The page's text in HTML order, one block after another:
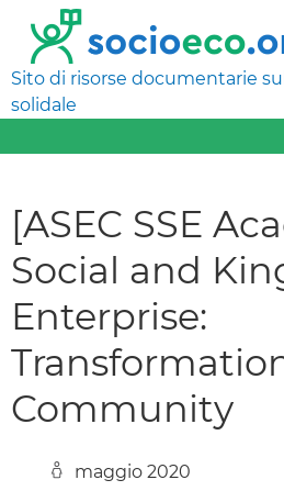
Sito di risorse documentarie
solidale
[ASEC SSE
Social and
Enterprise:
Community
maggio 2020